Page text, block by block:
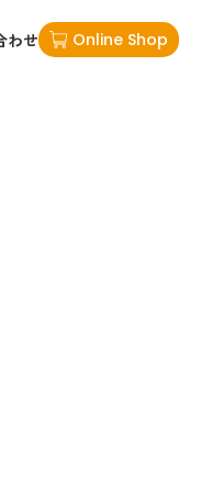
わせ Online Shop